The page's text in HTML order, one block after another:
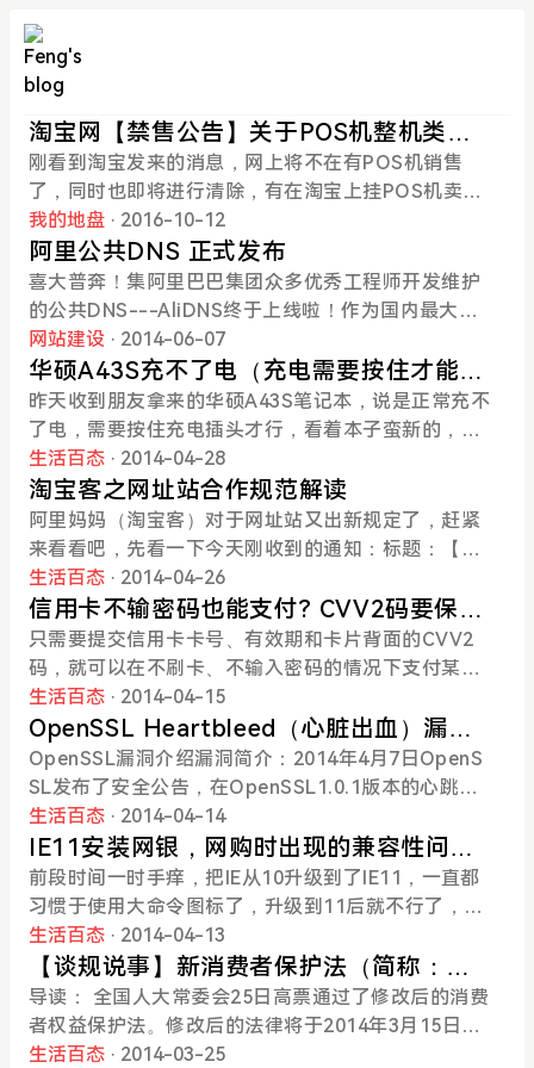
淘宝网【禁售公告】关于POS机整机类商
品禁售的通知
刚看到淘宝发来的消息，网上将不在有POS机销售
了，同时也即将进行清除，有在淘宝上挂POS机卖的
赶紧下架吧。淘宝通知的原文如下：亲爱的淘宝网卖
家：为打击治理电信网络新型违法犯罪工作，中国人
民银行于近日发布《关于加强支付结算管理、防范电
信网络新型违法犯罪有关事项的通知》，其中第三条
第（十三）项规定：“任何单位和个人不得在网上买卖
POS机（包括MPOS）、刷卡器等受理终端”。为配合
此项行政管理要求，平台将对POS机整机类商品进行
整顿，具体如下：对淘宝平台POS机整机类商品进行
禁售处理，收银机、打印机、配件类商品不处理。需
要处理的商品举例如下：具体执行步骤如下：1、201
6.10.12——10.16日全网执行0分删除处理。2、201
6.10.17日开始执行B类12分处罚。请各位卖家朋友检
查店铺内商品，及时删除违禁品，以避免不必要的处
罚。特此通知，敬请知悉！感谢您对淘宝网平台的关
注与支持！
我的地盘 · 2016-10-12
阿里公共DNS 正式发布
喜大普奔！集阿里巴巴集团众多优秀工程师开发维护
的公共DNS---AliDNS终于上线啦！作为国内最大的
互联网基础服务提供商，阿里巴巴在继承多年优秀技
术的基础上，通过提供性能优异的公共DNS服务，为
广大互联网用户提供最可靠的递归解决方案。AliDN
S：稳定！快速！智能！是否还记得年初那场轰轰烈
烈的DNS异常劫持，让很多正在淘宝买东西的各位亲
无法正常浏览和下单。DNS作为互联网的入口，越来
越受到大家的重视。如此重要的东西，也常常被那些
隐藏在角落里的黑客惦记着，主动攻击每天都在发生
着.攻击一旦成功，整个互联网的访问就瘫痪了阿里巴
巴作为国内最大的互联网公司，有义务有能力为大家
提供更好的DNS服务，让全国小伙伴都能更好的访问
到互联网上的资源，不论是逛淘宝玩游戏刷微博看视
频，还有每天都存在的秒杀！要快要好！我们有什么
优势？1：我们有国内最好的网络资源，无论是电信
联通还是移动教育网，都能快速访问到DNS，并返回
最优质的资源访问。2：国内一流的IP库信息，提供最
为准确的解析效果。3：国内一流的安全性：AliDNS
拥有独立的防攻击体系。4：使用简单：采用Anycast
技术,全球统一服务ip：223.5.
网站建设 · 2014-06-07
华硕A43S充不了电（充电需要按住才能充
电）的解决方法
昨天收到朋友拿来的华硕A43S笔记本，说是正常充不
了电，需要按住充电插头才行，看着本子蛮新的，问
了朋友购买时间，朋友说好像是两年不到，我心想那
直接拎到售后处理一下就行了，还没等我开口，朋友
说了，本子底部的出厂日期是2012年3月，当时是在
市场里买的，没有发票，售后不给保修（要收费），
听他说完心里顿时明白了（怪不得会拿到我这里来，
可怜的孩子，呵呵）。自己动手试了试，确如朋友描
述的那样，正常接好充电器后一点反应也没有，需要
按住充电插头后，本本才能充电（抠掉电池试过了）
或开机，估摸着是本子上的插口接触不好，遂上淘宝
搜了一下，还真是不看不知道，这款插口竟然能搜索
出来好几页，看来是华硕的……，下单购买
吧……………………就是这么一个小东西，今天收到
后，直接拆机更换后，一切就OK了，也不用再为要按
住充电而烦恼了，似乎还卡的很紧，拔出还要费点小
力（有坏的前科，不敢太用力呀，还没交差呢，呵
呵）。一个小小的插口买买也就3-5元+6元运费，如
果拿到市场去修的话，估计要费一张红毛，不过前提
是得自己有这个动手能力哈（要换这个插口需要将笔
记本拆开再取出主板后才能焊接的），所以赚取一定
的修理费也是很有必要的，哈哈！
生活百态 · 2014-04-28
淘宝客之网址站合作规范解读
阿里妈妈（淘宝客）对于网址站又出新规定了，赶紧
来看看吧，先看一下今天刚收到的通知：标题：【重
要】网址站合作规范—违规案例解读简介：尊敬的淘
宝客会员： 您好！网址站作为阿里妈妈重要的合
作渠道之一，为消费者提供了购物的便利，也为广大
商家带来大量购物流量。但目前发现部分网址站在推
广过程中把“淘宝”“天猫”二个非商业化入口放在同一位
置，或在“淘宝”非商业化入口边上部署“聚划算”“支付
宝”等其他商业化入口。这类投放都是不符合目前的推
广规范的，请合作伙伴自查。如果您的网址站不符合
网址站合作规范，阿里妈妈将会进行不同程度的处
罚。 更多网址导航站违规案例请查看：http://cl
ub.alimama.com/read-htm-tid-5693710.html
如有疑问请点击这里联系阿里妈妈客服咨询，感谢您
对阿里妈妈的支持！
生活百态 · 2014-04-26
信用卡不输密码也能支付? CVV2码要保护
好
只需要提交信用卡卡号、有效期和卡片背面的CVV2
码，就可以在不刷卡、不输入密码的情况下支付某些
款项，这本是信用卡的一项便利功能，可在完全不知
情的情况下，市民孙先生的信用卡被盗刷11340元。
他推测，这可能与CVV2码等信息泄露有关。 信用
卡被盗刷1万多元毫不知情 4月8日下午3点半左右，
郑州市民孙先生突然接到“一大波”垃圾短信，他以为
手机中了病毒。 可突然间，3条来自95511的短信“蹿
出”，称他名下的一张平安银行信用卡发生了3笔消
费，共11340元。 意识到卡被盗刷后，孙先生迅速拨
打平安客服热线，冻结了账户。而他刚挂断电话，又
收到两条短信，称“因账户或卡片异常”，两笔共7480
元的消费失败。 “想用垃圾短信掩盖银行消费提醒，
这手段真高明，要不是及时冻结账户，怕是卡就被刷
爆了。”孙先生疑惑，在没有刷卡、输密码的情况下，
生活百态 · 2014-04-15
OpenSSL Heartbleed（心脏出血）漏洞
介绍及动态
OpenSSL漏洞介绍漏洞简介：2014年4月7日OpenS
SL发布了安全公告，在OpenSSL1.0.1版本的心跳包
模块存在严重漏洞（CVE-2014-0160）。攻击者可
以通过构造特殊的数据包，直接远程读取存在漏洞的
OpenSSL服务器内存中多达64KB的数据，极有可能
导致网站用户帐号密码等敏感数据被非法获取。漏洞
发现者甚至声称可以直接获取到证书私钥和重要的商
业文档。漏洞影响：国内大量使用HTTPS协议的网站
相当一部分都存在此漏洞，其中不乏知名电子商务网
站及提供关键服务（邮箱、社交等网站），此次曝光
的漏洞非常严重，安全威胁不容小觑。OpenSSL受影
生活百态 · 2014-04-14
IE11安装网银，网购时出现的兼容性问题
解决方法
前段时间一时手痒，把IE从10升级到了IE11，一直都
习惯于使用大命令图标了，升级到11后就不行了，组
策略都试过了，也百度了很多，结果还是不行（纠结
这点的，还是暂时别升级了），但作为IE的最新版
本，在功能、安全等方便肯定是有所升级的，正因为
这些升级也带了很多麻烦，诸如在安装网银时，可能
会出现安装不上，登陆不了，排版错行，甚至是蓝屏
生活百态 · 2014-04-13
【谈规说事】新消费者保护法（简称：消
法）之七天退货大解析
导读： 全国人大常委会25日高票通过了修改后的消费
者权益保护法。修改后的法律将于2014年3月15日国
际消费者权益保护日起施行。对此，新消保法规定，
生活百态 · 2014-03-25